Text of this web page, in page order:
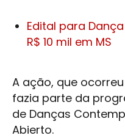
Edital para
R$ 10 mil em MS
A ação, que
fazia parte da
de Danças
Abierto.